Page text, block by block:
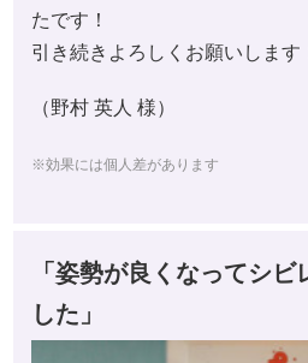
たです！
引き続きよろしくお願いします
（野村 英人 様）
※効果には個人差があります
「姿勢が良くなってシビ
した」